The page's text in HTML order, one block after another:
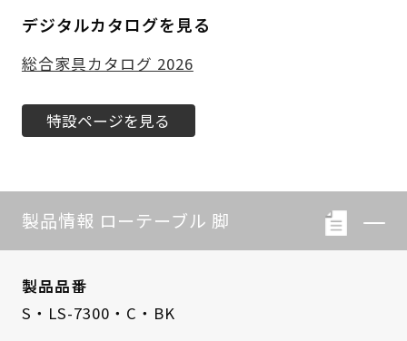
デジタルカタログを見る
総合家具カタログ 2026
特設ページを見る
製品情報 ローテーブル 脚
製品品番
S・LS-7300・C・BK